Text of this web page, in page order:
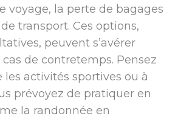
voyage, la perte de bagages
transport. Ces options,
peuvent s’avérer
de contretemps. Pensez
les activités sportives ou à
prévoyez de pratiquer en
la randonnée en